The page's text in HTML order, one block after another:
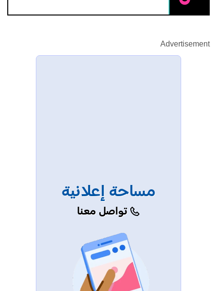
Advertisement
مساحة إعلانية
تواصل معنا